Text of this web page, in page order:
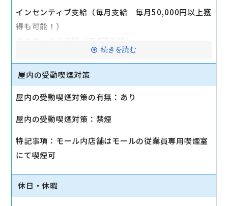
インセンティブ支給（毎月支給 毎月50,000円以上獲
得も可能！）
ミニボーナス支給（年4回支給）
資格手当全額支給（10000円～80,000円／月）
長期手当（規定有）
食事会補助（1人/3000円）
健康診断費用補助（規定有）
交通費全額支給
社会保険完備
交通費全額支給
産休・育休実績あり
続きを読む
屋内の受動喫煙対策
屋内の受動喫煙対策の有無：あり
屋内の受動喫煙対策：禁煙
特記事項：モール内店舗はモールの従業員専用喫煙室
にて喫煙可
休日・休暇